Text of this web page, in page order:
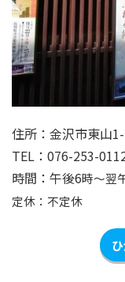
住所：金沢市東山
TEL：076-253-
時間：午後6時～翌
定休：不定休